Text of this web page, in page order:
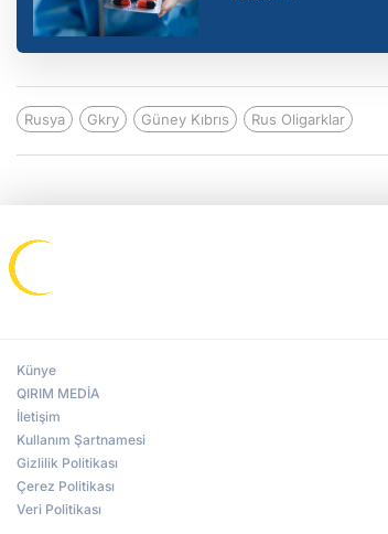
Rusya Gkry Güney Kıbrıs Rus Oligarklar
Künye
QIRIM MEDİA
İletişim
Kullanım Şartnamesi
Gizlilik Politikası
Çerez Politikası
Veri Politikası